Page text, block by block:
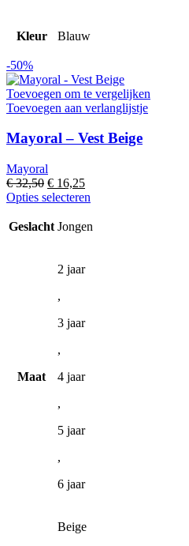
Kleur Blauw
-50%
Toevoegen om te vergelijken
Toevoegen aan verlanglijstje
Mayoral – Vest Beige
Mayoral
€32,50 Oorspronkelijke
prijs
€ 32,50.
€ 16,25Huidige
prijs
€ 16,25.
Opties selecteren
heeft
Geslacht Jongen
Maat
2 jaar
,
3 jaar
,
4 jaar
,
5 jaar
,
6 jaar
Beige